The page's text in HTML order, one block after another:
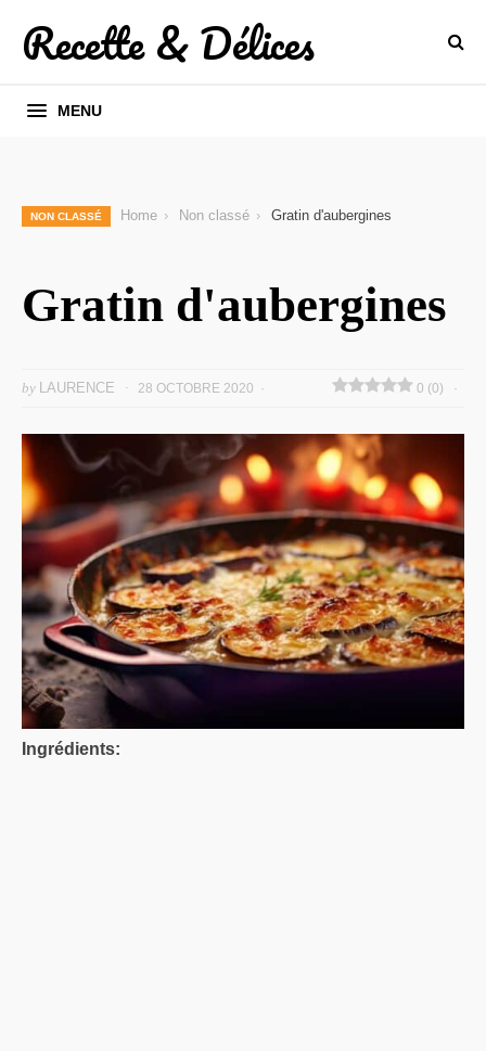
Recette & Délices
MENU
NON CLASSÉ Home Non classé Gratin d'aubergines
Gratin d'aubergines
by LAURENCE 28 OCTOBRE 2020 0 (0)
Ingrédients: